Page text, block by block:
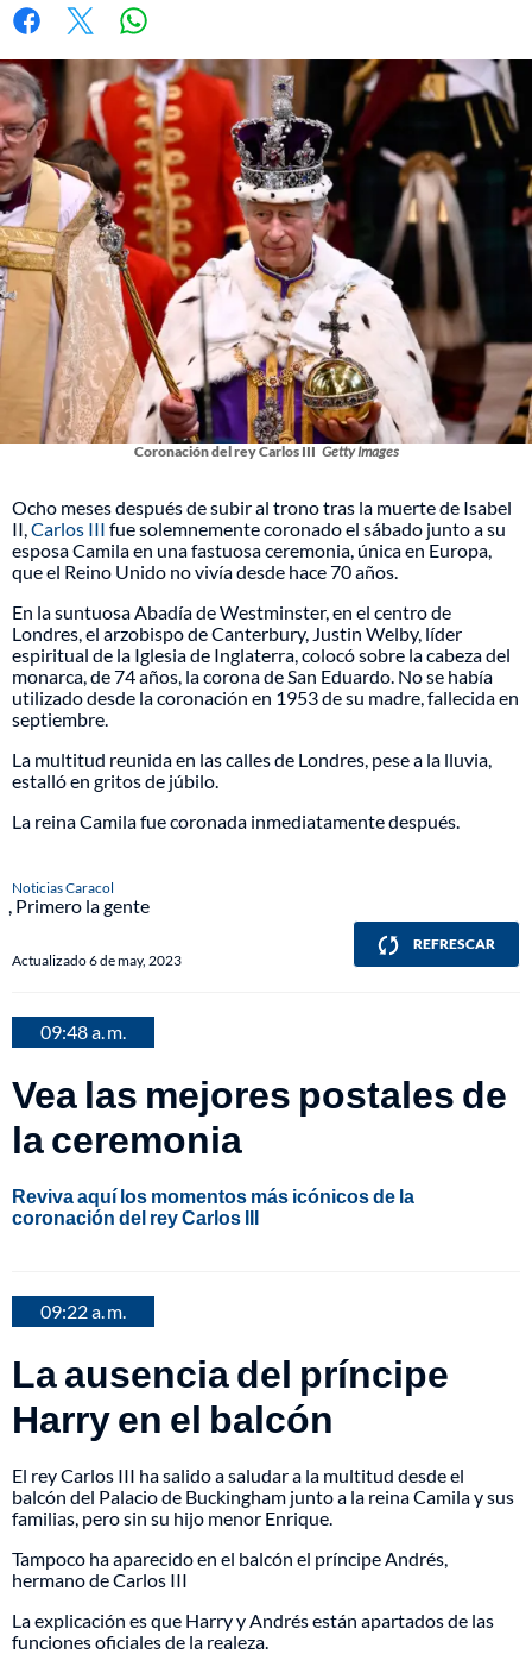
enlace
Coronación del rey Carlos III Getty Images
Ocho meses después de subir al trono tras la muerte de Isabel
II,Carlos III fue solemnemente coronado el sábado junto a su
esposa Camila en una fastuosa ceremonia, única en Europa,
que el Reino Unido no vivía desde hace 70 años.
En la suntuosa Abadía de Westminster, en el centro de
Londres, el arzobispo de Canterbury, Justin Welby, líder
espiritual de la Iglesia de Inglaterra, colocó sobre la cabeza del
monarca, de 74 años, la corona de San Eduardo. No se había
utilizado desde la coronación en 1953 de su madre, fallecida en
septiembre.
La multitud reunida en las calles de Londres, pese a la lluvia,
estalló en gritos de júbilo.
La reina Camila fue coronada inmediatamente después.
Noticias Caracol
Primero la gente
Actualizado 6 de may, 2023
REFRESCAR
09:48 a. m.
Vea las mejores postales de
la ceremonia
Reviva aquí los momentos más icónicos de la
coronación del rey Carlos III
09:22 a. m.
La ausencia del príncipe
Harry en el balcón
El rey Carlos III ha salido a saludar a la multitud desde el
balcón del Palacio de Buckingham junto a la reina Camila y sus
familias, pero sin su hijo menor Enrique.
Tampoco ha aparecido en el balcón el príncipe Andrés,
hermano de Carlos III
La explicación es que Harry y Andrés están apartados de las
funciones oficiales de la realeza.